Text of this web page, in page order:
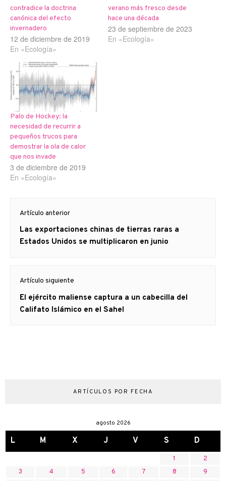
contradice la doctrina
canónica del efecto
invernadero
12 de diciembre de 2019
En «Ecología»
verano más fresco desde
hace una década
23 de septiembre de 2023
En «Ecología»
Palo de Hockey: la
necesidad de recurrir a
pequeños trucos para
demostrar la ola de calor
que nos invade
3 de diciembre de 2019
En «Ecología»
de
entradas
Artículo anterior
Artículo
anterior
Las exportaciones chinas de tierras raras a
Estados Unidos se multiplicaron en junio
Artículo siguiente
Artículo
siguiente:
El ejército maliense captura a un cabecilla del
Califato Islámico en el Sahel
ARTÍCULOS POR FECHA
agosto 2026
L M X J V S D
1
2
3
4 5 6 7 8
9